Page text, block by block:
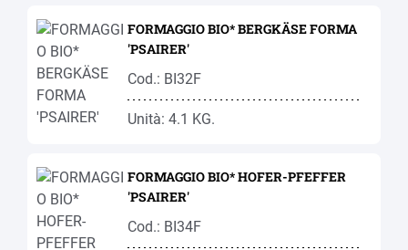
FORMAGGIO BIO* BERGKÄSE FORMA
'PSAIRER'
Cod.: BI32F
Unità: 4.1 KG.
FORMAGGIO BIO* HOFER-PFEFFER
'PSAIRER'
Cod.: BI34F